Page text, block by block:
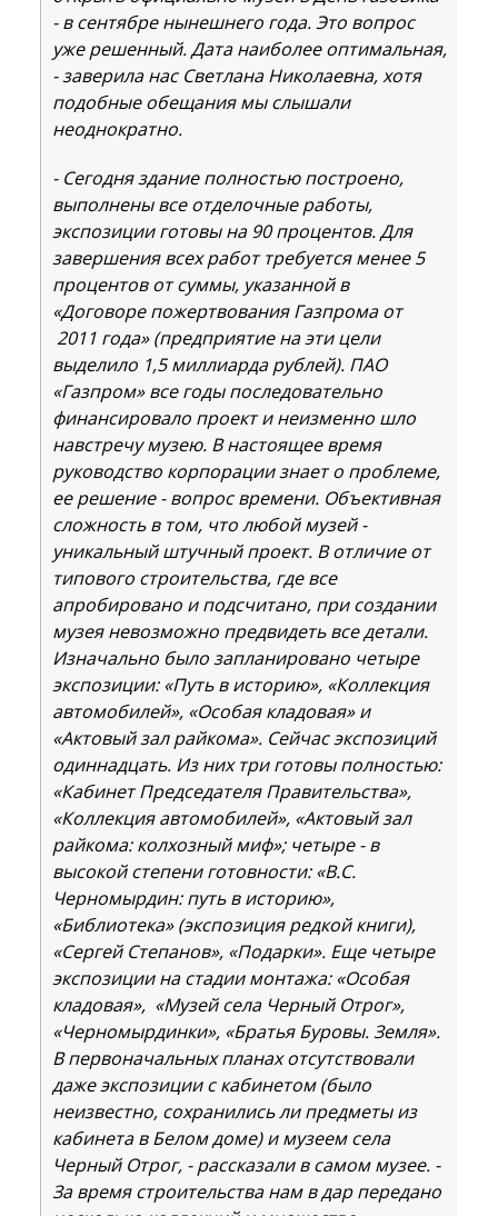
- в сентябре нынешнего года. Это вопрос
уже решенный. Дата наиболее оптимальная,
- заверила нас Светлана Николаевна, хотя
подобные обещания мы слышали
неоднократно.
- Сегодня здание полностью построено,
выполнены все отделочные работы,
экспозиции готовы на 90 процентов. Для
завершения всех работ требуется менее 5
процентов от суммы, указанной в
«Договоре пожертвования Газпрома от
2011 года» (предприятие на эти цели
выделило 1,5 миллиарда рублей). ПАО
«Газпром» все годы последовательно
финансировало проект и неизменно шло
навстречу музею. В настоящее время
руководство корпорации знает о проблеме,
ее решение - вопрос времени. Объективная
сложность в том, что любой музей -
уникальный штучный проект. В отличие от
типового строительства, где все
апробировано и подсчитано, при создании
музея невозможно предвидеть все детали.
Изначально было запланировано четыре
экспозиции: «Путь в историю», «Коллекция
автомобилей», «Особая кладовая» и
«Актовый зал райкома». Сейчас экспозиций
одиннадцать. Из них три готовы полностью:
«Кабинет Председателя Правительства»,
«Коллекция автомобилей», «Актовый зал
райкома: колхозный миф»; четыре - в
высокой степени готовности: «В.С.
Черномырдин: путь в историю»,
«Библиотека» (экспозиция редкой книги),
«Сергей Степанов», «Подарки». Еще четыре
экспозиции на стадии монтажа: «Особая
кладовая», «Музей села Черный Отрог»,
«Черномырдинки», «Братья Буровы. Земля».
В первоначальных планах отсутствовали
даже экспозиции с кабинетом (было
неизвестно, сохранились ли предметы из
кабинета в Белом доме) и музеем села
Черный Отрог, - рассказали в самом музее. -
За время строительства нам в дар передано